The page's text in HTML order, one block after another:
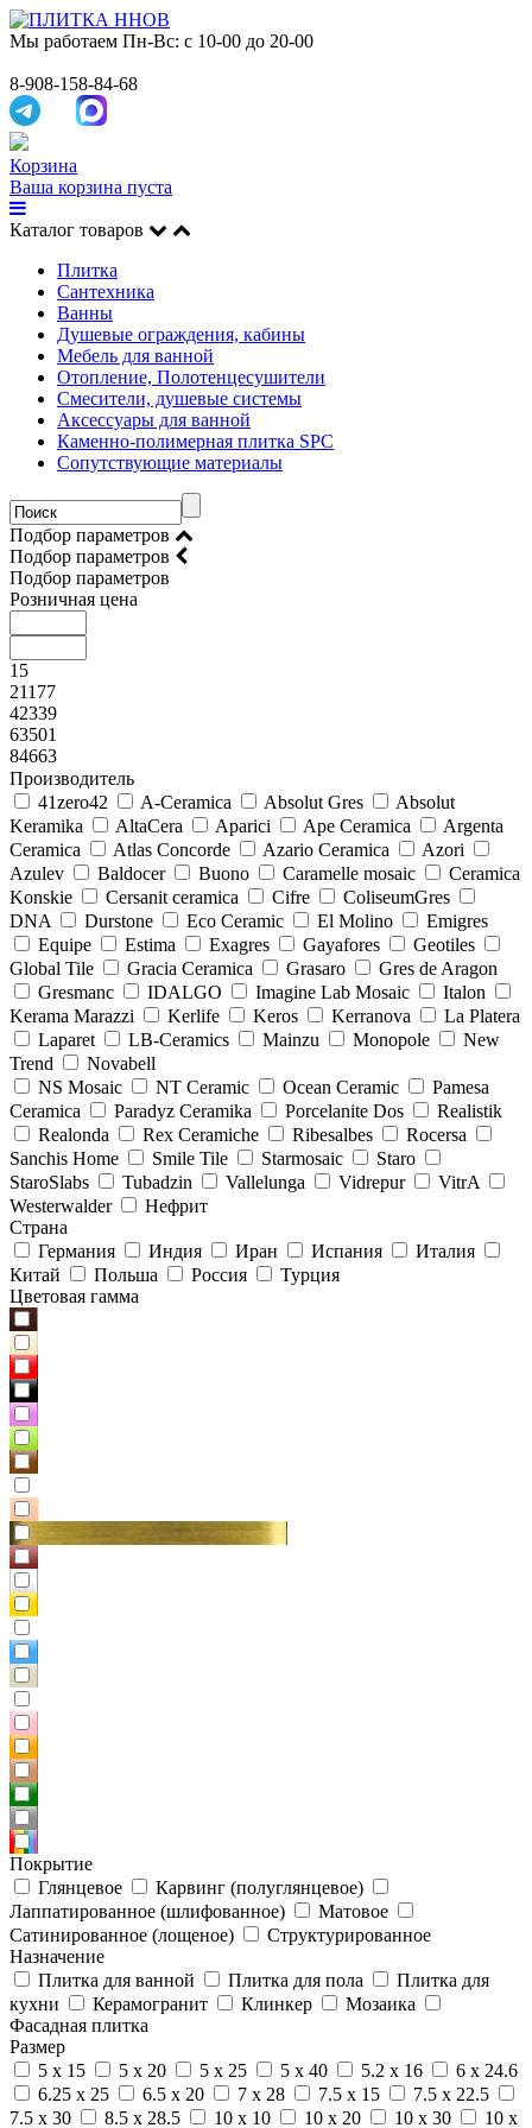
Мы работаем Пн-Вс: с 10-00 до 20-00
8-908-158-84-68
Корзина
Ваша корзина пуста
Каталог товаров
Плитка
Сантехника
Ванны
Душевые ограждения, кабины
Мебель для ванной
Отопление, Полотенцесушители
Смесители, душевые системы
Аксессуары для ванной
Каменно-полимерная плитка SPC
Сопутствующие материалы
Подбор параметров
Подбор параметров
Подбор параметров
Розничная цена
15
21177
42339
63501
84663
Производитель
41zero42
A-Ceramica Absolut Gres
Absolut
Keramika
AltaCera Aparici Ape Ceramica
Argenta
Ceramica
Atlas Concorde Azario Ceramica
Azori
Azulev
Baldocer Buono Caramelle mosaic
Ceramica
Konskie
Cersanit ceramica Cifre
ColiseumGres
DNA
Durstone Eco Ceramic El Molino
Emigres
Equipe
Estima Exagres Gayafores
Geotiles
Global Tile
Gracia Ceramica Grasaro
Gres de Aragon
Gresmanc
IDALGO Imagine Lab Mosaic
Italon
Kerama Marazzi
Kerlife Keros Kerranova
La Platera
Laparet
LB-Ceramics Mainzu Monopole
New
Trend
Novabell
NS Mosaic
NT Ceramic Ocean Ceramic
Pamesa
Ceramica
Paradyz Сeramika Porcelanite Dos
Realistik
Realonda
Rex Ceramiche Ribesalbes
Rocersa
Sanchis Home
Smile Tile Starmosaic
Staro
StaroSlabs
Tubadzin Vallelunga Vidrepur
VitrA
Westerwalder
Нефрит
Страна
Германия
Индия Иран Испания
Италия
Китай
Польша Россия
Турция
Цветовая гамма
Покрытие
Глянцевое
Карвинг (полуглянцевое)
Лаппатированное (шлифованное)
Матовое
Сатинированное (лощеное)
Структурированное
Назначение
Плитка для ванной
Плитка для пола
Плитка для
кухни
Керамогранит Клинкер
Мозаика
Фасадная плитка
Размер
5 x 15
5 x 20 5 x 25 5 x 40 5.2 x 16
6 x 24.6
6.25 x 25
6.5 x 20 7 x 28 7.5 x 15
7.5 x 22.5
7.5 x 30
8.5 x 28.5 10 x 10 10 x 20 10 x 30 10 x